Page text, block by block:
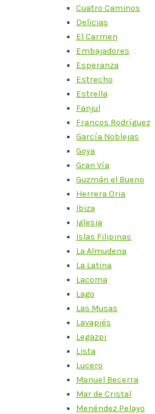
Cuatro Caminos
Delicias
El Carmen
Embajadores
Esperanza
Estrecho
Estrella
Fanjul
Francos Rodríguez
García Noblejas
Goya
Gran Vía
Guzmán el Bueno
Herrera Oria
Ibiza
Iglesia
Islas Filipinas
La Almudena
La Latina
Lacoma
Lago
Las Musas
Lavapiés
Legazpi
Lista
Lucero
Manuel Becerra
Mar de Cristal
Menéndez Pelayo